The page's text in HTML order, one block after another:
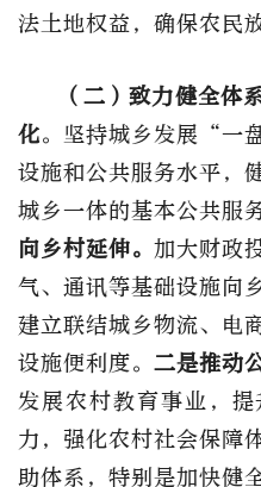
法土地权益，确保农民
（二）致力健全体
化。坚持城乡发展“一
设施和公共服务水平，
城乡一体的基本公共服
向乡村延伸。 加大财政
气、通讯等基础设施向
建立联结城乡物流、电
设施便利度。 二是推动
发展农村教育事业，
力，强化农村社会保障
助体系，特别是加快